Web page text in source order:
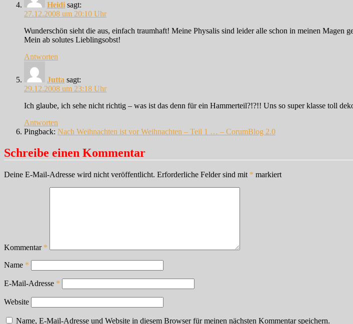
Heidi sagt:
27.12.2008 um 20:10 Uhr
Wunderschön sieht die aus, einfach traumhaft! Meine Physalis sind leider alle schon in meinen
Mein ab solutes Lieblingsobst!
Antworten
Jutta sagt:
29.12.2008 um 23:18 Uhr
Ich glaube, ich sehe nicht richtig – was ist das denn für ein Hammerteil?!?!! Uns so super klasse toll
Antworten
Pingback: Nach Weihnachten ist vor Weihnachten – Teil 1 … – CorumBlog 2.0
Schreibe einen Kommentar
Deine E-Mail-Adresse wird nicht veröffentlicht. Erforderliche Felder sind mit * markiert
Kommentar *
Name *
E-Mail-Adresse *
Website
Name, E-Mail-Adresse und Website in diesem Browser für meinen nächsten Kommentar speichern.